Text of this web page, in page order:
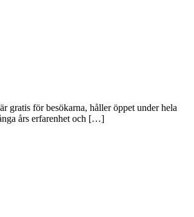
gratis för besökarna, håller öppet under hela
års erfarenhet och […]